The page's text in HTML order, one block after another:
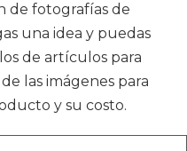
de fotografías de
una idea y puedas
de artículos para
las imágenes para
y su costo.